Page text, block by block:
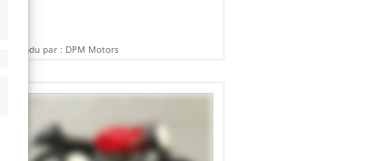
Vendu par : DPM Motors